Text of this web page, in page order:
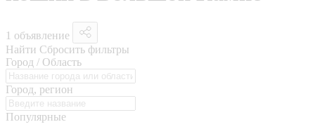
1 объявление
Найти Сбросить фильтры
Город / Область
Город, регион
Популярные